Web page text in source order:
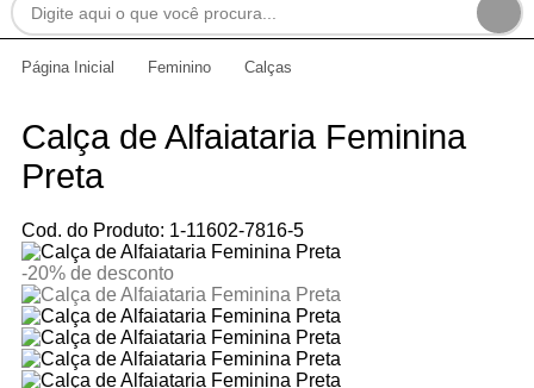
Página Inicial Feminino Calças
Calça de Alfaiataria Feminina
Preta
Cod. do Produto: 1-11602-7816-5
-20% de desconto